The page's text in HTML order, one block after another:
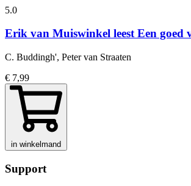
5.0
Erik van Muiswinkel leest Een goed
C. Buddingh', Peter van Straaten
€ 7,99
in winkelmand
Support